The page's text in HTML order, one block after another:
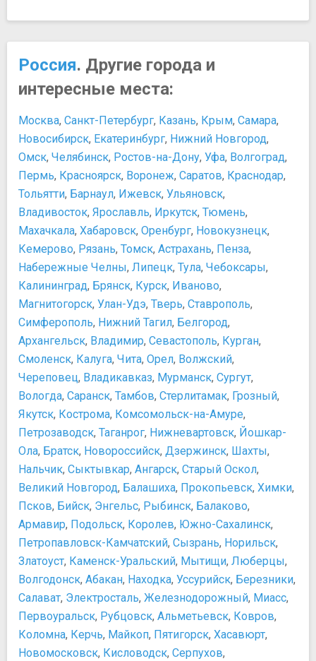
Парк Дендрарий
Платановая аллея
Поцелуевский сквер
Река Мзымта
Сад русско-японской дружбы
Тюльпановое Дерево
Площади, улицы, фонтаны, районы
Курортный проспект
Поющие фонтаны
Пляжи, аквапарки, купальни, бани, аквариумы
Аквариум и морской зоопарк
Спортивные сооружения
Дворец спорта Айсберг
Ледовая Арена Шайба
Театры и концертные залы
Зелёный театр
Зимний театр
Концертный зал Фестивальный
Храмы, соборы, монастыри
Свято-Троицкий храм
Собор Святого Архистратига Михаила
Троице-Георгиевский женский монастырь
Храм Нерукотворного Образа Христа Спасителя
Храм Преображения Господня
Храм Рождества Пресвятой Богородицы
Храм Святого Равноапостольного Великого князя
Церковь Казанской иконы Божией Матери
Активный отдых, аттракционы, развлечения
Аквапарк Амфибиус
Дельфинарий "Морская Звезда"
Дельфинарий «Акватория»
Луна-парк Сочи
Парк приключений Skypark
Парк Ривьера
Ривьера Дельфинарий
Дельфинарии и аквапарки
Ночные клубы
Покупки
Торговые центры
Еда и напитки
Вода
Где поесть
Кафе, пиццерии и кофейни
Курортное меню
Местные рынки
Рестораны
Столовые
Чурчхела
Транспорт
Аренда машины
Движение общественного транспорта
Как добраться из аэропорта в Сочи
Приложения для заказа такси
Сеть общественного транспорта
Схема Аэропорта
Безопасность
Городские экстренные службы
Дешевый ночлег
На море
Пляжный отдых
Смертельная опасность на море: обратное течение
Частный извоз
Схемы
Схема курорта Роза Хутор
Схема олимпийского парка
Схема парка Дендрарий
Схема парка Ривьера
Схема Сочи Парка
Прочее
Интернет и Wi-Fi
Россия. Другие города и
интересные места:
Москва, Санкт-Петербург, Казань, Крым, Самара,
Новосибирск, Екатеринбург, Нижний Новгород,
Омск, Челябинск, Ростов-на-Дону, Уфа, Волгоград,
Пермь, Красноярск, Воронеж, Саратов, Краснодар,
Тольятти, Барнаул, Ижевск, Ульяновск,
Владивосток, Ярославль, Иркутск, Тюмень,
Махачкала, Хабаровск, Оренбург, Новокузнецк,
Кемерово, Рязань, Томск, Астрахань, Пенза,
Набережные Челны, Липецк, Тула, Чебоксары,
Калининград, Брянск, Курск, Иваново,
Магнитогорск, Улан-Удэ, Тверь, Ставрополь,
Симферополь, Нижний Тагил, Белгород,
Архангельск, Владимир, Севастополь, Курган,
Смоленск, Калуга, Чита, Орел, Волжский,
Череповец, Владикавказ, Мурманск, Сургут,
Вологда, Саранск, Тамбов, Стерлитамак, Грозный,
Якутск, Кострома, Комсомольск-на-Амуре,
Петрозаводск, Таганрог, Нижневартовск, Йошкар-
Ола, Братск, Новороссийск, Дзержинск, Шахты,
Нальчик, Сыктывкар, Ангарск, Старый Оскол,
Великий Новгород, Балашиха, Прокопьевск, Химки,
Псков, Бийск, Энгельс, Рыбинск, Балаково,
Армавир, Подольск, Королев, Южно-Сахалинск,
Петропавловск-Камчатский, Сызрань, Норильск,
Златоуст, Каменск-Уральский, Мытищи, Люберцы,
Волгодонск, Абакан, Находка, Уссурийск, Березники,
Салават, Электросталь, Железнодорожный, Миасс,
Первоуральск, Рубцовск, Альметьевск, Ковров,
Коломна, Керчь, Майкоп, Пятигорск, Хасавюрт,
Новомосковск, Кисловодск, Серпухов,